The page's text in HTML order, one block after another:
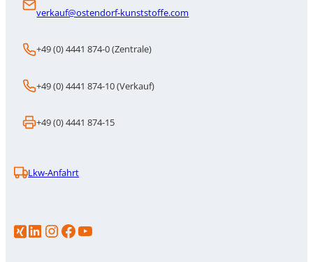
verkauf@ostendorf-kunststoffe.com
+49 (0) 4441 874-0 (Zentrale)
+49 (0) 4441 874-10 (Verkauf)
+49 (0) 4441 874-15
Lkw-Anfahrt
LinkedIn Instagramhttps://www.facebook.com/p/Gebr-Ostendorf-Kunststoffe-GmbH-100086706583386/ YouTube